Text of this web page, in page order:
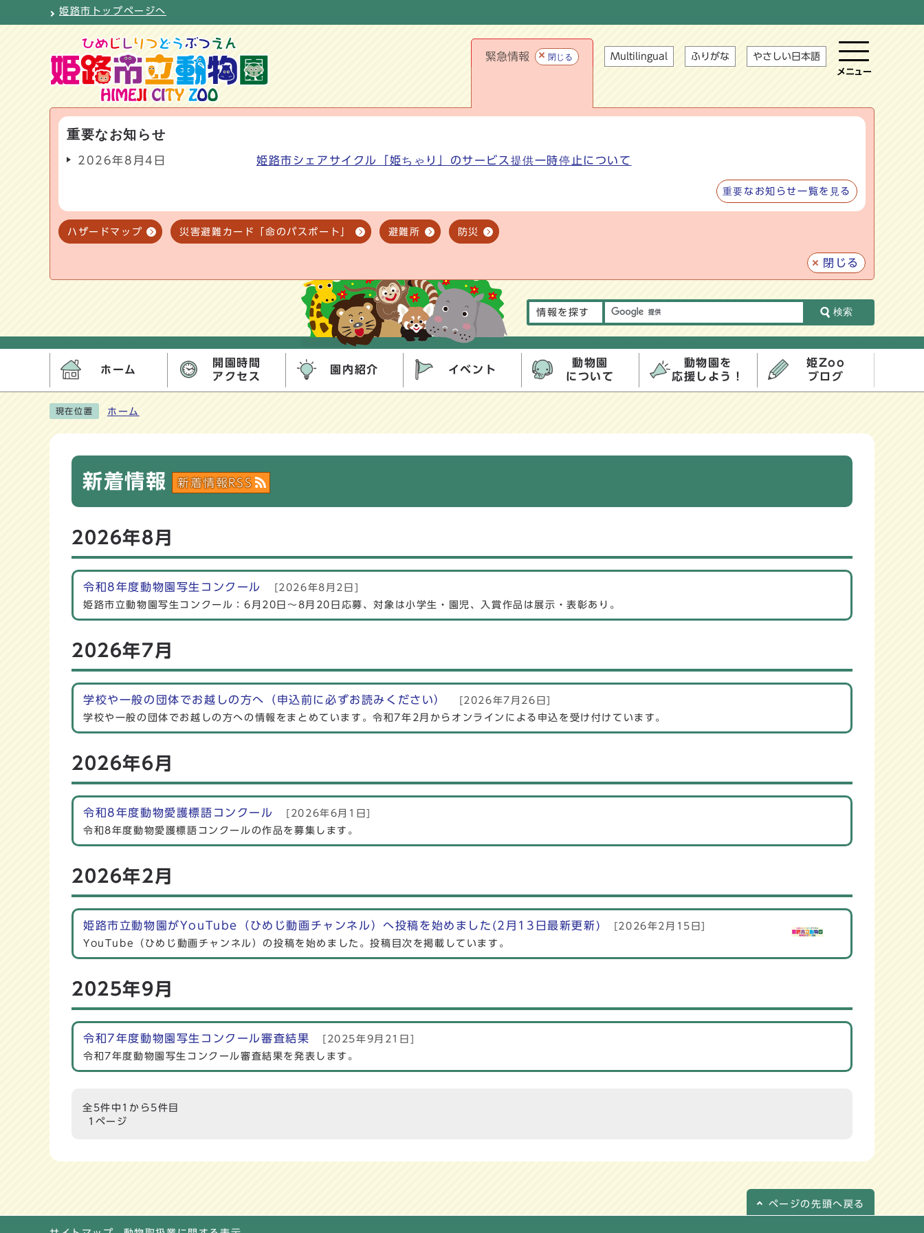
姫路市トップページへ
緊急情報 閉じる
重要なお知らせ
2026年8月4日 姫路市シェアサイクル「姫ちゃり」のサービス提供一時停止について
重要なお知らせ一覧を見る
ハザードマップ 災害避難カード「命のパスポート」 避難所 防災
閉じる
Multilingual ふりがな やさしい日本語
メニュー
情報を探す 検索
ホーム
開園時間
アクセス
園内紹介 イベント
動物園
について
動物園を
応援しよう！
姫Zoo
ブログ
現在位置 ホーム
新着情報 新着情報RSS
2026年8月
令和8年度動物園写生コンクール
[2026年8月2日]
姫路市立動物園写生コンクール：6月20日〜8月20日応募、対象は小学生・園児、入賞作品は展示・表彰あり。
2026年7月
学校や一般の団体でお越しの方へ（申込前に必ずお読みください）
[2026年7月26日]
学校や一般の団体でお越しの方への情報をまとめています。令和7年2月からオンラインによる申込を受け付けています。
2026年6月
令和8年度動物愛護標語コンクール
[2026年6月1日]
令和8年度動物愛護標語コンクールの作品を募集します。
2026年2月
姫路市立動物園がYouTube（ひめじ動画チャンネル）へ投稿を始めました(2月13日最新更新)
[2026年2月15日]
YouTube（ひめじ動画チャンネル）の投稿を始めました。投稿目次を掲載しています。
2025年9月
令和7年度動物園写生コンクール審査結果
[2025年9月21日]
令和7年度動物園写生コンクール審査結果を発表します。
全5件中1から5件目
1ページ
ページの 先頭へ戻る